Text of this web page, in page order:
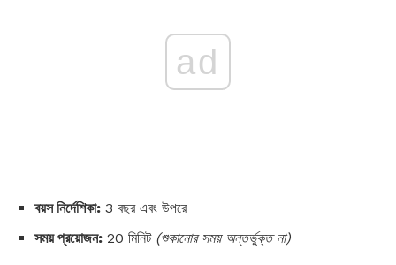
ad
বয়স নির্দেশিকা: 3 বছর এবং উপরে
সময় প্রয়োজন: 20 মিনিট (শুকানোর সময় অন্তর্ভুক্ত না)